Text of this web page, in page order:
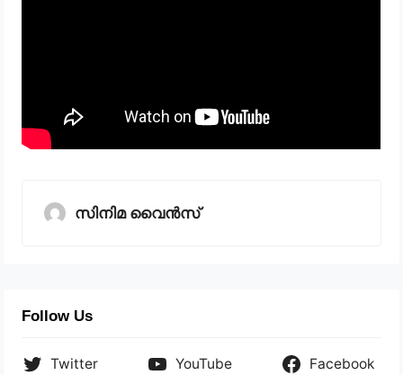
സിനിമ വൈൻസ്
Follow Us
Twitter YouTube Facebook